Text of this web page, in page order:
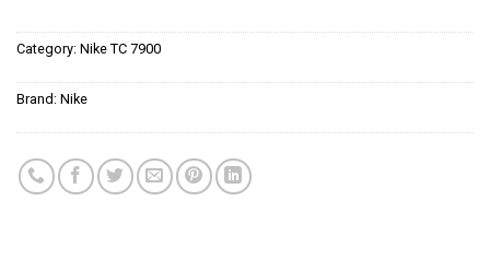
Category: Nike TC 7900
Brand: Nike